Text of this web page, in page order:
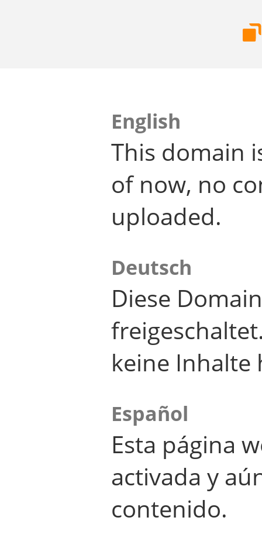
English
This domain
of now, no
uploaded.
Deutsch
Diese
keine Inhalte
Español
Esta página
activada y
contenido.